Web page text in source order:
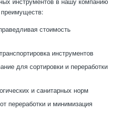
стоимость
инструментов
для сортировки и переработки
и санитарных норм
переработки и минимизация